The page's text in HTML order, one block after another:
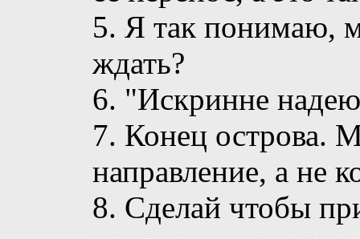
5. Я так понимаю,
ждать?
6. "Искринне
7. Конец острова.
направление, а не
8. Сделай чтобы